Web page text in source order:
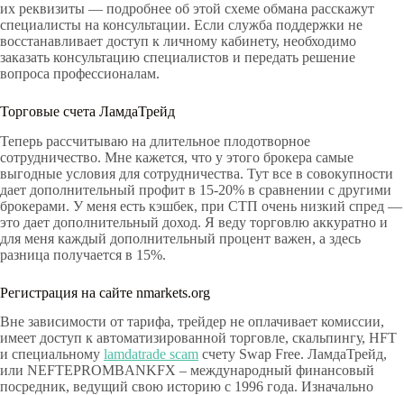
их реквизиты — подробнее об этой схеме обмана расскажут
специалисты на консультации. Если служба поддержки не
восстанавливает доступ к личному кабинету, необходимо
заказать консультацию специалистов и передать решение
вопроса профессионалам.
Торговые счета ЛамдаТрейд
Теперь рассчитываю на длительное плодотворное
сотрудничество. Мне кажется, что у этого брокера самые
выгодные условия для сотрудничества. Тут все в совокупности
дает дополнительный профит в 15-20% в сравнении с другими
брокерами. У меня есть кэшбек, при СТП очень низкий спред —
это дает дополнительный доход. Я веду торговлю аккуратно и
для меня каждый дополнительный процент важен, а здесь
разница получается в 15%.
Регистрация на сайте nmarkets.org
Вне зависимости от тарифа, трейдер не оплачивает комиссии,
имеет доступ к автоматизированной торговле, скальпингу, HFT
и специальному lamdatrade scam счету Swap Free. ЛамдаТрейд,
или NEFTEPROMBANKFX – международный финансовый
посредник, ведущий свою историю с 1996 года. Изначально